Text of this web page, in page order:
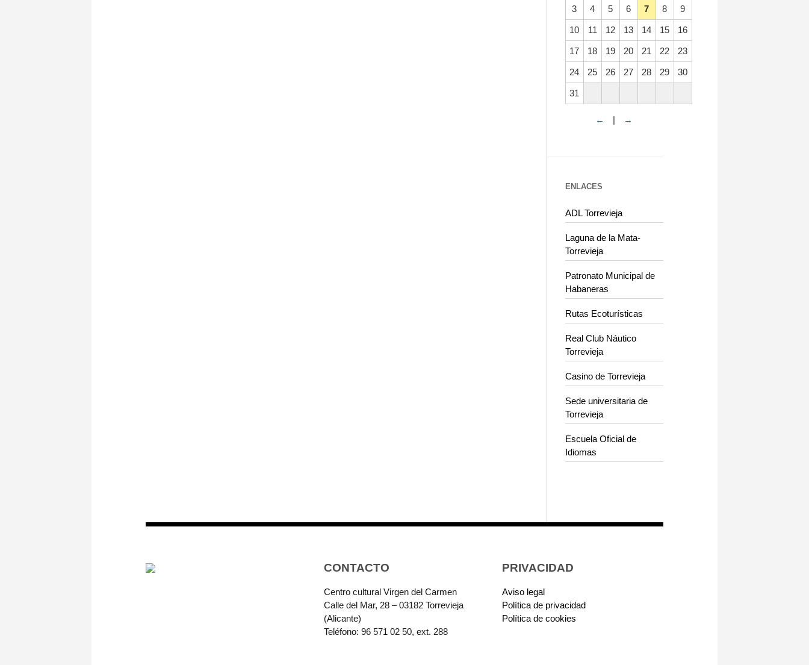
3 4 5 6 7 8 9
10 11 12 13 14 15 16
17 18 19 20 21 22 23
24 25 26 27 28 29 30
31
← | →
ENLACES
ADL Torrevieja
Laguna de la Mata-
Torrevieja
Patronato Municipal de
Habaneras
Rutas Ecoturísticas
Real Club Náutico
Torrevieja
Casino de Torrevieja
Sede universitaria de
Torrevieja
Escuela Oficial de
Idiomas
CONTACTO
Centro cultural Virgen del Carmen
Calle del Mar, 28 – 03182 Torrevieja
(Alicante)
Teléfono: 96 571 02 50, ext. 288
PRIVACIDAD
Aviso legal
Política de privacidad
Política de cookies